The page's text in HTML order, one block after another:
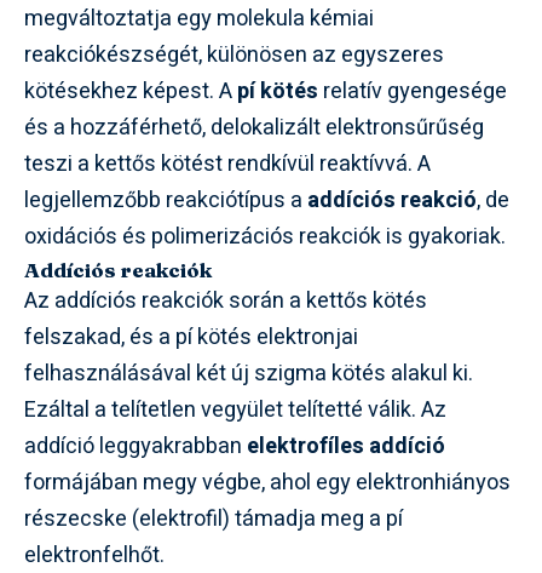
megváltoztatja egy molekula kémiai
reakciókészségét, különösen az egyszeres
kötésekhez képest. Apí kötés relatív gyengesége
és a hozzáférhető, delokalizált elektronsűrűség
teszi a kettős kötést rendkívül reaktívvá. A
legjellemzőbb reakciótípus a addíciós reakció, de
oxidációs és polimerizációs reakciók is gyakoriak.
Addíciós reakciók
Az addíciós reakciók során a kettős kötés
felszakad, és a pí kötés elektronjai
felhasználásával két új szigma kötés alakul ki.
Ezáltal a telítetlen vegyület telítetté válik. Az
addíció leggyakrabban elektrofíles addíció
formájában megy végbe, ahol egy elektronhiányos
részecske (elektrofil) támadja meg a pí
elektronfelhőt.